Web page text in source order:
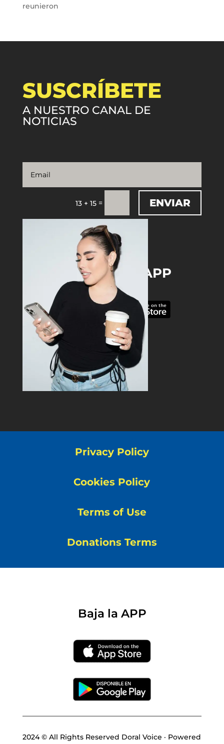
reunieron
SUSCRÍBETE
A NUESTRO CANAL DE
NOTICIAS
13 + 15 = ENVIAR
DOWNLOAD THE APP
Privacy Policy
Cookies Policy
Terms of Use
Donations Terms
Baja la APP
2024 © All Rights Reserved Doral Voice · Powered